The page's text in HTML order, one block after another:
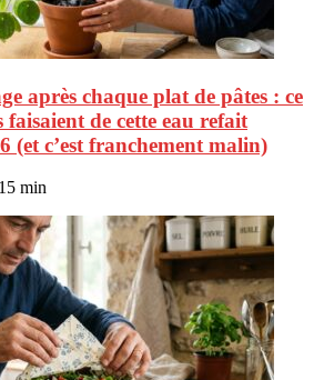
après chaque plat de pâtes : ce
faisaient de cette eau refait
(et c’est franchement malin)
min